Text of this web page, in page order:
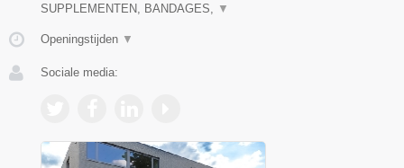
SUPPLEMENTEN, BANDAGES,
▼
Openingstijden ▼
Sociale media: